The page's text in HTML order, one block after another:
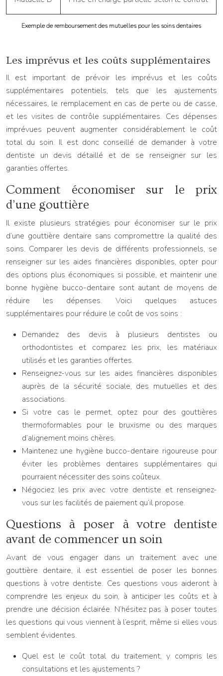
Exemple de remboursement des mutuelles pour les soins dentaires
Les imprévus et les coûts supplémentaires
Il est important de prévoir les imprévus et les coûts
supplémentaires potentiels, tels que les ajustements
nécessaires, le remplacement en cas de perte ou de casse,
et les visites de contrôle supplémentaires. Ces dépenses
imprévues peuvent augmenter considérablement le coût
total du soin. Il est donc conseillé de demander à votre
dentiste un devis détaillé et de se renseigner sur les
garanties offertes.
Comment économiser sur le prix
d’une gouttière
Il existe plusieurs stratégies pour économiser sur le prix
d’une gouttière dentaire sans compromettre la qualité des
soins. Comparer les devis de différents professionnels, se
renseigner sur les aides financières disponibles, opter pour
des options plus économiques si possible, et maintenir une
bonne hygiène bucco-dentaire sont autant de moyens de
réduire les dépenses. Voici quelques astuces
supplémentaires pour réduire le coût de vos soins :
Demandez des devis à plusieurs dentistes ou
orthodontistes et comparez les prix, les matériaux
utilisés et les garanties offertes.
Renseignez-vous sur les aides financières disponibles
auprès de la sécurité sociale, des mutuelles et des
associations.
Si votre cas le permet, optez pour des gouttières
thermoformables pour le bruxisme ou des marques
d’alignement moins chères.
Maintenez une hygiène bucco-dentaire rigoureuse pour
éviter les problèmes dentaires supplémentaires qui
pourraient nécessiter des soins coûteux.
Négociez les prix avec votre dentiste et renseignez-
vous sur les facilités de paiement qu’il propose.
Questions à poser à votre dentiste
avant de commencer un soin
Avant de vous engager dans un traitement avec une
gouttière dentaire, il est essentiel de poser les bonnes
questions à votre dentiste. Ces questions vous aideront à
comprendre les enjeux du soin, à anticiper les coûts et à
prendre une décision éclairée. N’hésitez pas à poser toutes
les questions qui vous viennent à l’esprit, même si elles vous
semblent évidentes.
Quel est le coût total du traitement, y compris les
consultations et les ajustements ?